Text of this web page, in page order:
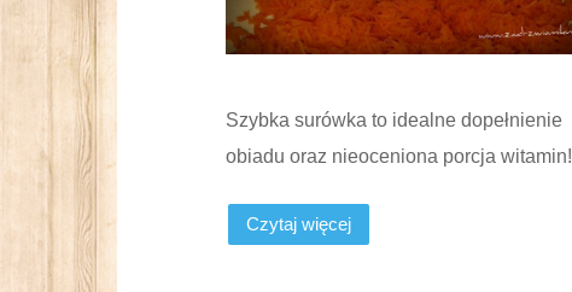
Szybka surówka to idealne dopełnienie
obiadu oraz nieoceniona porcja witamin!
Czytaj więcej